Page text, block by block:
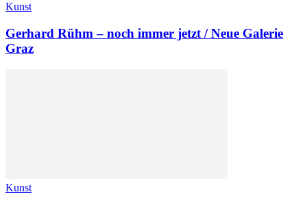
Kunst
Gerhard Rühm – noch immer jetzt / Neue Galerie
Graz
Kunst